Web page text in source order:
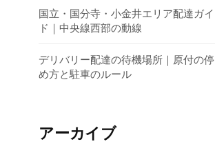
国立・国分寺・小金井エリア配達ガイ
ド｜中央線西部の動線
デリバリー配達の待機場所｜原付の停
め方と駐車のルール
アーカイブ